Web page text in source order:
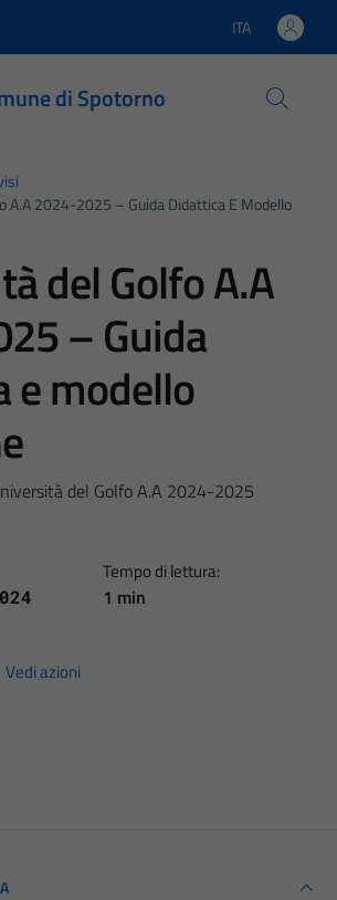
Lingua attiva:
ITA
di Spotorno
A.A 2024-2025 – Guida Didattica E Modello
del Golfo A.A
– Guida
e modello
del Golfo A.A 2024-2025
Tempo di lettura:
1 min
Vedi azioni